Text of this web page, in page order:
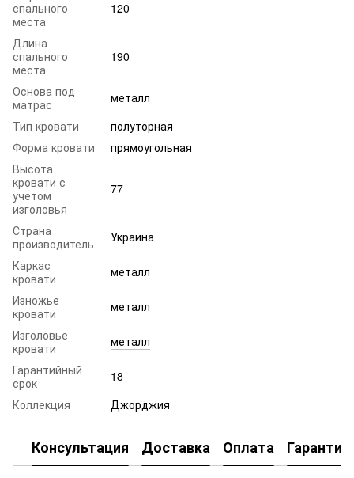
спального
места
120
Длина
спального
места
190
Основа под
матрас
металл
Тип кровати
полуторная
Форма кровати
прямоугольная
Высота
кровати с
учетом
изголовья
77
Страна
производитель
Украина
Каркас
кровати
металл
Изножье
кровати
металл
Изголовье
кровати
металл
Гарантийный
срок
18
Коллекция
Джорджия
Консультация Доставка Оплата Гарантия